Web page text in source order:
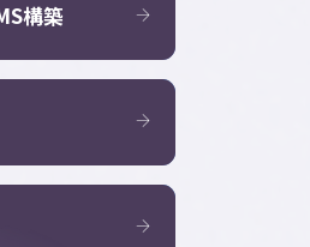
構築